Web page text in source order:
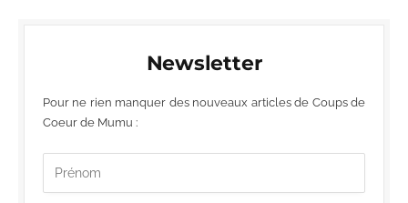
Newsletter
Pour ne rien manquer des nouveaux articles de Coups de
Coeur de Mumu :